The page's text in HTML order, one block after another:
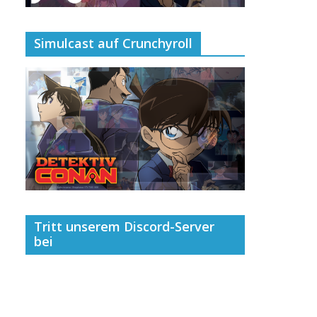
Simulcast auf Crunchyroll
Tritt unserem Discord-Server
bei